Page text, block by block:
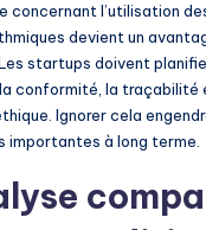
concernant l’utilisation
devient un
startups doivent
conformité, la traçabilité
Ignorer cela
importantes à long terme.